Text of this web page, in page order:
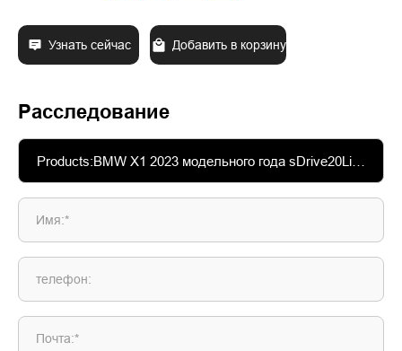
Узнать сейчас Добавить в корзину
Расследование
Имя:*
телефон:
Почта:*